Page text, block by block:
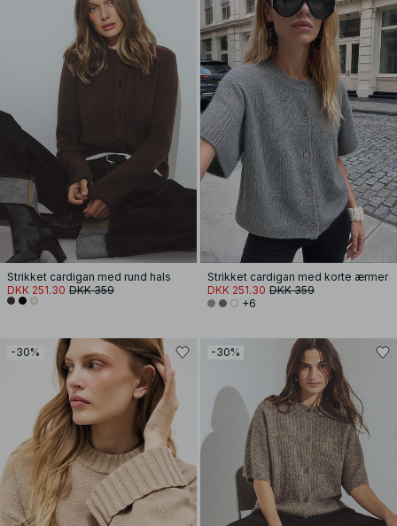
Strikket cardigan med rund hals
DKK 251.30 DKK 359
Strikket cardigan med korte ærmer
DKK 251.30 DKK 359
+6
-30% -30%